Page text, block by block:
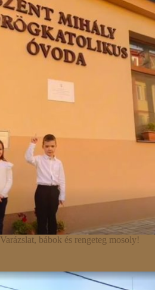
Varázslat, bábok és rengeteg mosoly!